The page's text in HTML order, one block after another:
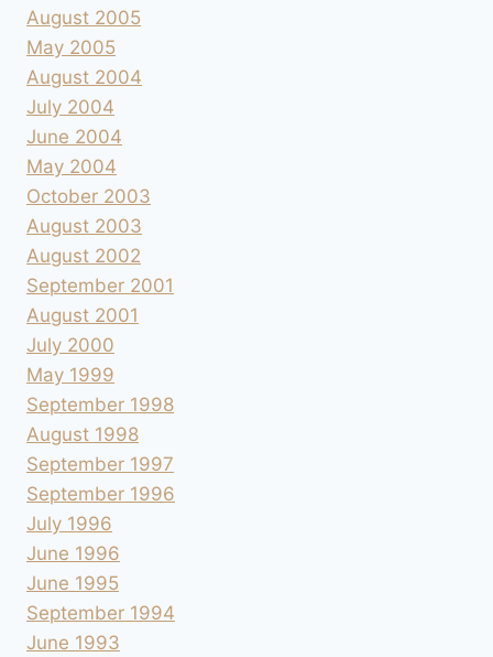
August 2005
May 2005
August 2004
July 2004
June 2004
May 2004
October 2003
August 2003
August 2002
September 2001
August 2001
July 2000
May 1999
September 1998
August 1998
September 1997
September 1996
July 1996
June 1996
June 1995
September 1994
June 1993